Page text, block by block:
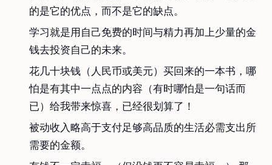
的是它的优点，而不是它的缺点。
学习就是用自己免费的时间与精力再加上少量的金
钱去投资自己的未来。
花几十块钱（人民币或美元）买回来的一本书，哪
怕是有其中一点点的内容（有时哪怕是一句话而
已）给我带来惊喜，已经很划算了！
被动收入略高于支付足够高品质的生活必需支出所
需要的金额。